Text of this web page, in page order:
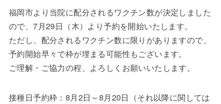
福岡市より当院に配分されるワクチン数が決定しました
ので、7月29日（木）より予約を開始いたします。
ただし、配分されるワクチン数に限りがありますので、
予約開始早々で枠が埋まる可能性もございます。
ご理解・ご協力の程、よろしくお願いいたします。
接種日予約枠：8月2日～8月20日（それ以降に関しては